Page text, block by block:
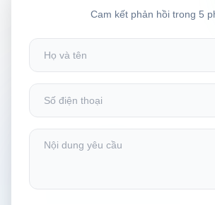
Cam kết phản hồi trong 5